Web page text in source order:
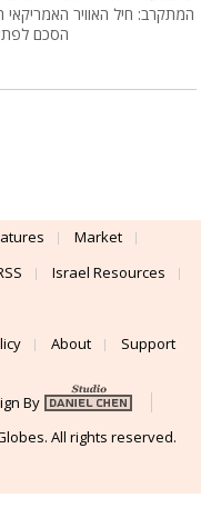
המתקרב: חיל האוויר
הסכם
Market
Israel Resources
About Support
By
All rights reserved.